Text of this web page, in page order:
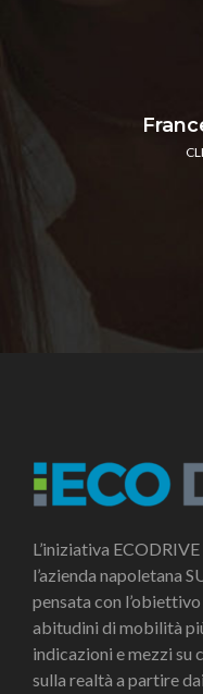
L’iniziativa
l’azienda napoletana
pensata con
abitudini di mobilità
indicazioni e mezzi su
sulla realtà a partire